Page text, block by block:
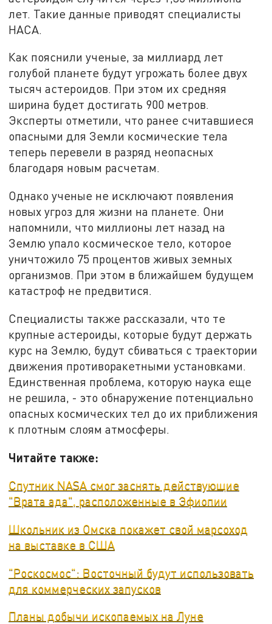
лет. Такие данные приводят специалисты
НАСА.
Как пояснили ученые, за миллиард лет
голубой планете будут угрожать более двух
тысяч астероидов. При этом их средняя
ширина будет достигать 900 метров.
Эксперты отметили, что ранее считавшиеся
опасными для Земли космические тела
теперь перевели в разряд неопасных
благодаря новым расчетам.
Однако ученые не исключают появления
новых угроз для жизни на планете. Они
напомнили, что миллионы лет назад на
Землю упало космическое тело, которое
уничтожило 75 процентов живых земных
организмов. При этом в ближайшем будущем
катастроф не предвитися.
Специалисты также рассказали, что те
крупные астероиды, которые будут держать
курс на Землю, будут сбиваться с траектории
движения противоракетными установками.
Единственная проблема, которую наука еще
не решила, - это обнаружение потенциально
опасных космических тел до их приближения
к плотным слоям атмосферы.
Читайте также:
Спутник NASA смог заснять действующие
"Врата ада", расположенные в Эфиопии
Школьник из Омска покажет свой марсоход
на выставке в США
"Роскосмос": Восточный будут использовать
для коммерческих запусков
Планы добычи ископаемых на Луне